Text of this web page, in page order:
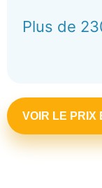
Plus de
VOIR LE PRIX